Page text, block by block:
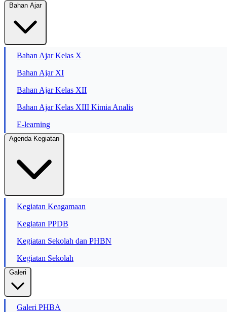
Bahan Ajar
Bahan Ajar Kelas X
Bahan Ajar XI
Bahan Ajar Kelas XII
Bahan Ajar Kelas XIII Kimia Analis
E-learning
Agenda Kegiatan
Kegiatan Keagamaan
Kegiatan PPDB
Kegiatan Sekolah dan PHBN
Kegiatan Sekolah
Galeri
Galeri PHBA